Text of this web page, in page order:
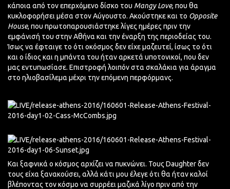
κάποια από τον επερχόμενο δίσκο του Mangy Love, που θα
κυκλοφορήσει μέσα στον Αύγουστο. Ακούστηκε και το Opposite
House, που πρωτοπαρουσιάστηκε λίγες ημέρες πριν την
εμφάνισή του στην Αθήνα και την έναρξη της περιοδείας του.
Ίσως να έφταιγε το ότι oκόσμος δεν είχε μαζευτεί, ίσως το ότι
και ο ίδιος και η μπάντα του ήταν αρκετά υποτονικοί, που δεν
μας εντυπωσίασε. Επιστροφή λοιπόν στα σκαλάκια για άραγμα
στο ηλιοβασίλεμα μέχρι την επόμενη περφόρμανς.
Και ξαφνικά ο κόσμος αρχίζει να πυκνώνει. Τους Daughter δεν
τους είχα ξανακούσει, αλλά κάτι μου έλεγε ότι θα ήταν καλοί
βλέποντας τον κόσμο να συρρέει μαζικά λίγο πριν από την